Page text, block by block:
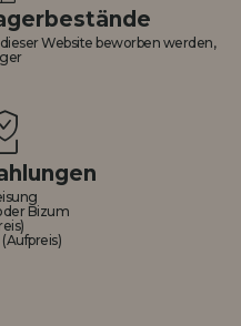
Website beworben werden,
Bizum